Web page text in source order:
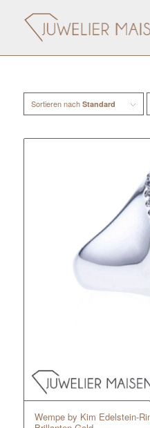
Sortieren nach Standard
Wempe by Kim Edelstein-